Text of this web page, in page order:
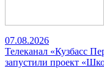
07.08.2026
Телеканал «Кузбасс
запустили проект